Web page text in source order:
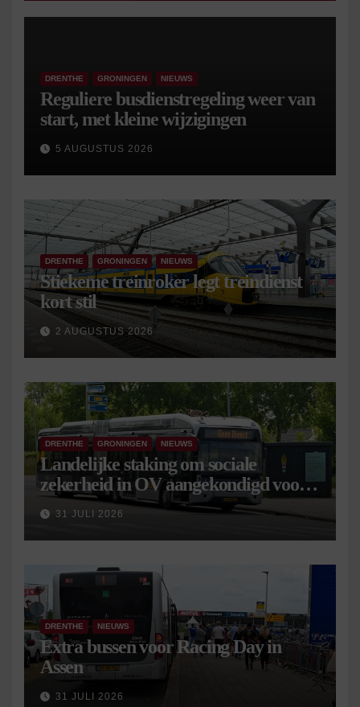
DRENTHE GRONINGEN NIEUWS
Reguliere busdienstregeling weer van
start, met kleine wijzigingen
5 AUGUSTUS 2026
DRENTHE GRONINGEN NIEUWS
Stiekeme treinroker legt treindienst
kort stil
2 AUGUSTUS 2026
DRENTHE GRONINGEN NIEUWS
Landelijke staking om sociale
zekerheid in OV aangekondigd voor 9
september
31 JULI 2026
DRENTHE NIEUWS
Extra bussen voor Racing Day in
Assen
31 JULI 2026